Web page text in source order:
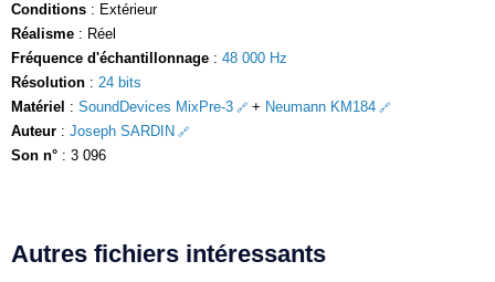
Conditions : Extérieur
Réalisme : Réel
Fréquence d'échantillonnage : 48 000 Hz
Résolution : 24 bits
Matériel : SoundDevices MixPre-3 + Neumann KM184
Auteur : Joseph SARDIN
Son n° : 3 096
Autres fichiers intéressants